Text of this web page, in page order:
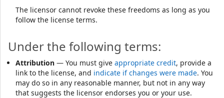
The licensor cannot revoke these freedoms as long as you
follow the license terms.
Under the following terms:
Attribution — You must give appropriate credit, provide a
link to the license, and indicate if changes were made. You
may do so in any reasonable manner, but not in any way
that suggests the licensor endorses you or your use.